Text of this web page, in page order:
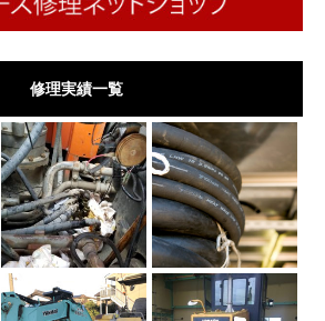
修理実績一覧